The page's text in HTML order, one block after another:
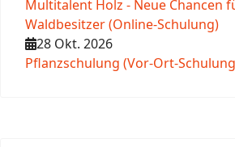
Multitalent Holz - Neue Chancen
Waldbesitzer (Online-Schulung)
28 Okt. 2026
Pflanzschulung (Vor-Ort-